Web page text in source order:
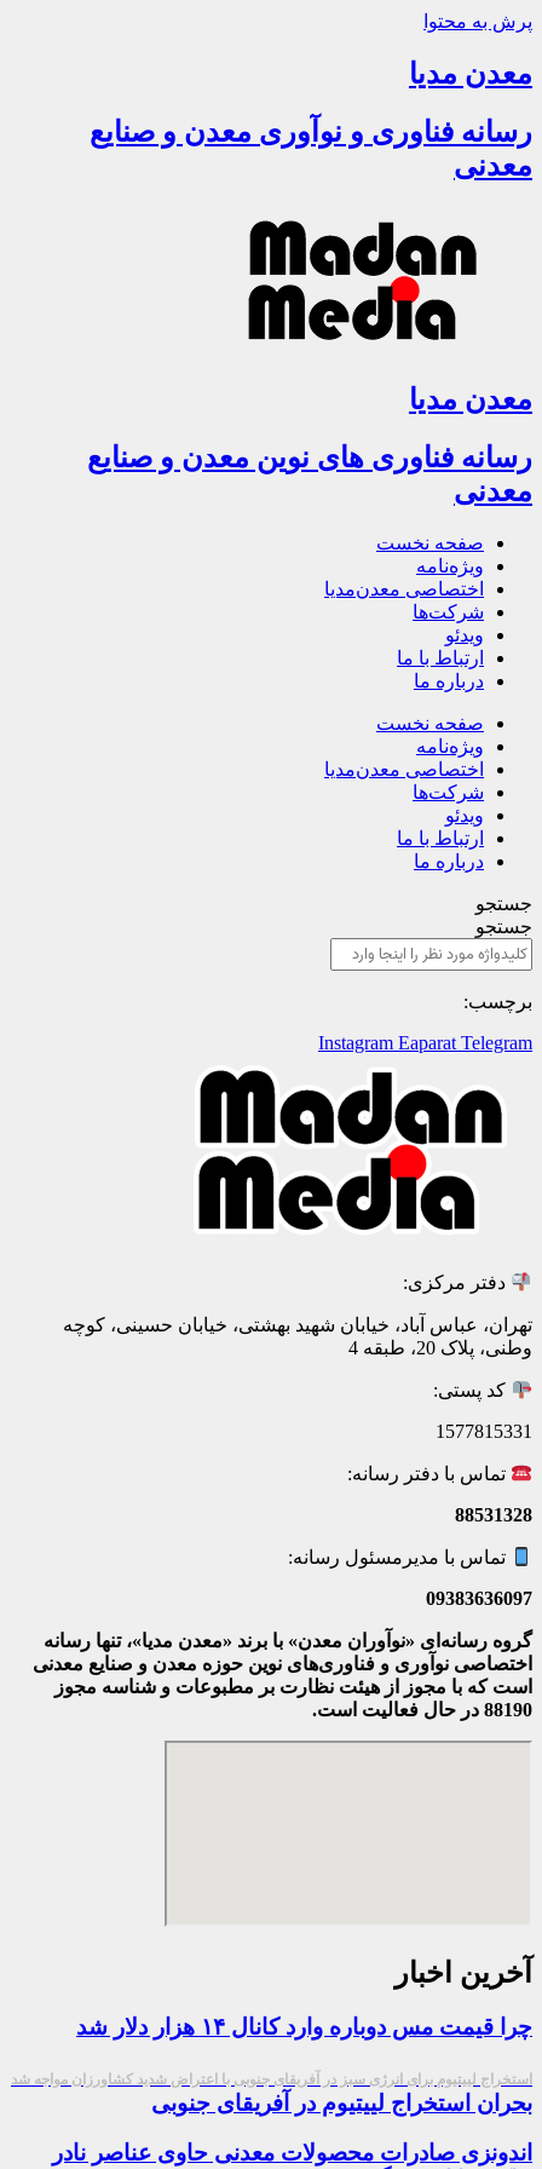
پرش به محتوا
معدن مدیا
رسانه فناوری و نوآوری معدن و صنایع
معدنی
معدن مدیا
رسانه فناوری های نوین معدن و صنایع
معدنی
صفحه نخست
ویژه‌نامه
اختصاصی معدن‌مدیا
شرکت‌ها
ویدئو
ارتباط با ما
درباره ما
صفحه نخست
ویژه‌نامه
اختصاصی معدن‌مدیا
شرکت‌ها
ویدئو
ارتباط با ما
درباره ما
جستجو
جستجو
برچسب:
Instagram Eaparat Telegram
دفتر مرکزی:
تهران، عباس آباد، خیابان شهید بهشتی، خیابان حسینی، کوچه
وطنی، پلاک 20، طبقه 4
کد پستی:
1577815331
تماس با دفتر رسانه:
88531328
تماس با مدیرمسئول رسانه:
09383636097
گروه رسانه‌ای «نوآوران معدن» با برند «معدن مدیا»، تنها رسانه
اختصاصی نوآوری و فناوری‌های نوین حوزه معدن و صنایع معدنی‌
است که با مجوز از هیئت نظارت بر مطبوعات و شناسه مجوز
88190 در حال فعالیت است.
آخرین اخبار
چرا قیمت مس دوباره وارد کانال ۱۴ هزار دلار شد
استخراج لییتیوم برای انرژی سبز در آفریقای جنوبی با اعتراض شدید کشاورزان مواجه شد
بحران استخراج لییتیوم در آفریقای جنوبی
اندونزی صادرات محصولات معدنی حاوی عناصر نادر